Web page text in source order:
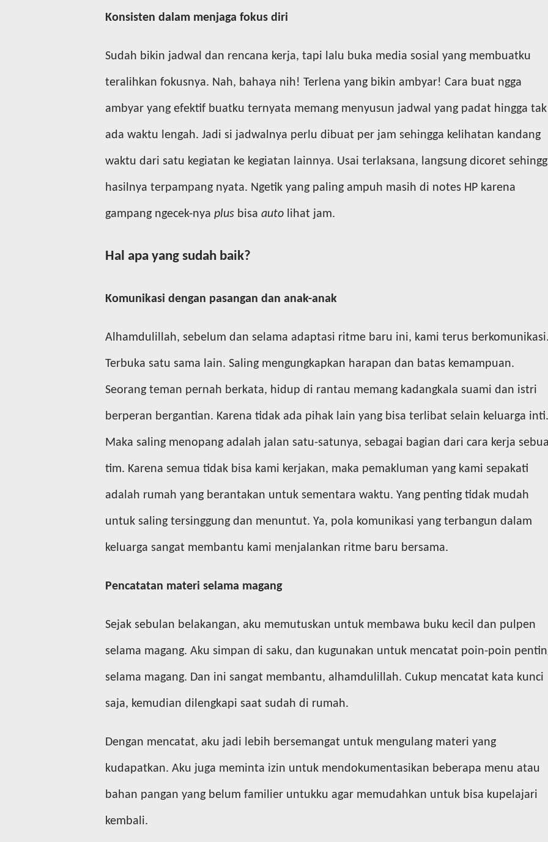
Konsisten dalam menjaga fokus diri
Sudah bikin jadwal dan rencana kerja, tapi lalu buka media sosial yang membuatku
teralihkan fokusnya. Nah, bahaya nih! Terlena yang bikin ambyar! Cara buat ngga
ambyar yang efektif buatku ternyata memang menyusun jadwal yang padat hingga tak
ada waktu lengah. Jadi si jadwalnya perlu dibuat per jam sehingga kelihatan kandang
waktu dari satu kegiatan ke kegiatan lainnya. Usai terlaksana, langsung dicoret
hasilnya terpampang nyata. Ngetik yang paling ampuh masih di notes HP karena
gampang ngecek-nya plus bisa auto lihat jam.
Hal apa yang sudah baik?
Komunikasi dengan pasangan dan anak-anak
Alhamdulillah, sebelum dan selama adaptasi ritme baru ini, kami terus
Terbuka satu sama lain. Saling mengungkapkan harapan dan batas kemampuan.
Seorang teman pernah berkata, hidup di rantau memang kadangkala suami dan istri
berperan bergantian. Karena tidak ada pihak lain yang bisa terlibat selain keluarga inti.
Maka saling menopang adalah jalan satu-satunya, sebagai bagian dari cara kerja
tim. Karena semua tidak bisa kami kerjakan, maka pemakluman yang kami sepakati
adalah rumah yang berantakan untuk sementara waktu. Yang penting tidak mudah
untuk saling tersinggung dan menuntut. Ya, pola komunikasi yang terbangun dalam
keluarga sangat membantu kami menjalankan ritme baru bersama.
Pencatatan materi selama magang
Sejak sebulan belakangan, aku memutuskan untuk membawa buku kecil dan pulpen
selama magang. Aku simpan di saku, dan kugunakan untuk mencatat poin-poin
selama magang. Dan ini sangat membantu, alhamdulillah. Cukup mencatat kata kunci
saja, kemudian dilengkapi saat sudah di rumah.
Dengan mencatat, aku jadi lebih bersemangat untuk mengulang materi yang
kudapatkan. Aku juga meminta izin untuk mendokumentasikan beberapa menu atau
bahan pangan yang belum familier untukku agar memudahkan untuk bisa kupelajari
kembali.